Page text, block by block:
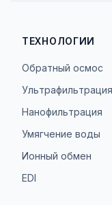
ТЕХНОЛОГИИ
Обратный осмос
Ультрафильтрация
Нанофильтрация
Умягчение воды
Ионный обмен
EDI